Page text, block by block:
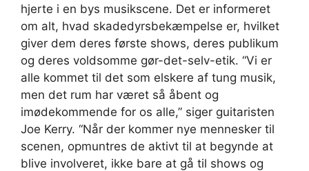
hjerte i en bys musikscene. Det er informeret
om alt, hvad skadedyrsbekæmpelse er, hvilket
giver dem deres første shows, deres publikum
og deres voldsomme gør-det-selv-etik. “Vi er
alle kommet til det som elskere af tung musik,
men det rum har været så åbent og
imødekommende for os alle,” siger guitaristen
Joe Kerry. “Når der kommer nye mennesker til
scenen, opmuntres de aktivt til at begynde at
blive involveret, ikke bare at gå til shows og